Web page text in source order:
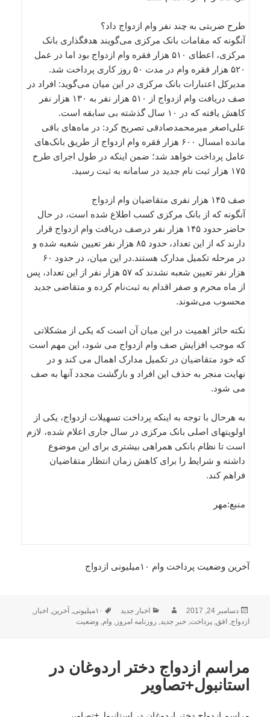
طرح ضربتی به چند نفر وام ازدواج داد؟
آنگونه که مقامات بانک مرکزی می‌گویند هدفگذاری بانک
مرکزی، اعطای ۵۱۰ هزار فقره وام ازدواج بود اما در عمل
۵۲۰ هزار فقره وام در مدت ۵۰ روز کاری پرداخت شد.
مدیرکل اعتبارات بانک مرکزی در این میان می‌گوید: افراد در
صف دریافت وام ازدواج از ۵۱۰ هزار نفر به ۱۳۰ هزار نفر
کاهش یافته که در ۱۰ سال گذشته بی سابقه است.
علی‌اصغر میرمحمدصادقی تصریح کرد: در ماه‌های باقی
مانده امسال ۶۰۰ هزار فقره وام ازدواج از طریق بانک‌های
عامل پرداخت خواهد شد؛ ضمن اینکه در طول اجرای طرح
۱۷۵ هزار ثبت نام جدید در سامانه به ثبت رسید.
صف ۱۴۵ هزار نفری متقاضیان وام ازدواج
آنگونه که از بانک مرکزی کسب اطلاع شده است، در حال
حاضر حدود ۱۴۵ هزار نفر درصف دریافت وام ازدواج قرار
دارند که از این تعداد، حدود ۸۵ هزار نفر تعیین شعبه شده و
در مرحله تکمیل مدارک هستند.در این میان، در حدود ۶۰
هزار نفر تعیین شعبه نشدند که ۵۷ هزار نفر از این تعداد، پس
از ماه محرم و صفر اقدام به ثبت‌نام کرده و متقاضی جدید
محسوب می‌شوند.
نکته حائز اهمیت در این میان آن است که یکی از مشکلاتی
که موجب افزایش صف وام ازدواج می شود، این مهم است
که خود متقاضیان در تکمیل مدارک اهمال می کند و در
نهایت منجر به حذف این افراد و بازگشت مجدد آنها به صف
می شود.
به هرحال با توجه به اینکه پرداخت تسهیلات ازدواج، یکی از
اولویتهای اصلی بانک مرکزی در سال جاری اعلام شده، لازم
است تا نظام بانکی همراهی بیشتری برای این موضوع
داشته و شرایط را برای کاهش زمان انتظار متقاضیان
فراهم کند.
منبع:مهر
آخرین وضعیت پرداخت وام ۱۰میلیونی ازدواج
ارسال
شده
دسامبر 24, 2017 نویسندهدسته‌ها
اخبار جدید برچسب‌ها
۱۰میلیونی , آخرین, اخبار,
ازدواج, افق,پرداخت,خبر جدید, روزنامه امروز, وام, وضعیت
مراسم ازدواج دختر اردوغان در
استانبول+تصاویر